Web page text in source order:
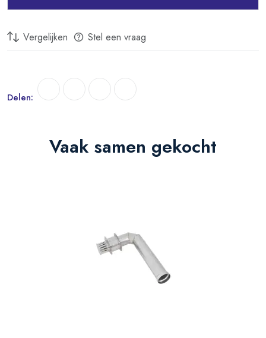
moderne Low/NOx watergekoelde brander.
Twee roestvrijstalen waterslangen, waarvan één met afsluitkraan
Ophangmateriaal
warmwaterbron voor diverse toepassingen zoals boten, caravans, tiny
houses, appartementen of vakantiehuizen.
Vergelijken Stel een vraag
Delen:
Vaak samen gekocht